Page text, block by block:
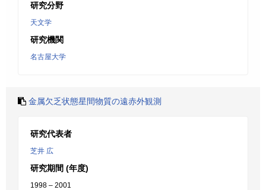
研究分野
天文学
研究機関
名古屋大学
金属欠乏状態星間物質の遠赤外観測
研究代表者
芝井 広
研究期間 (年度)
1998 – 2001